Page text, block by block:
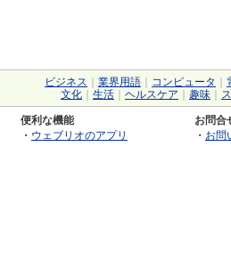
ビジネス 業界用語 コンピュータ
文化
生活 ヘルスケア 趣味
便利な機能
・ ウェブリオのアプリ
お問合
・ お問